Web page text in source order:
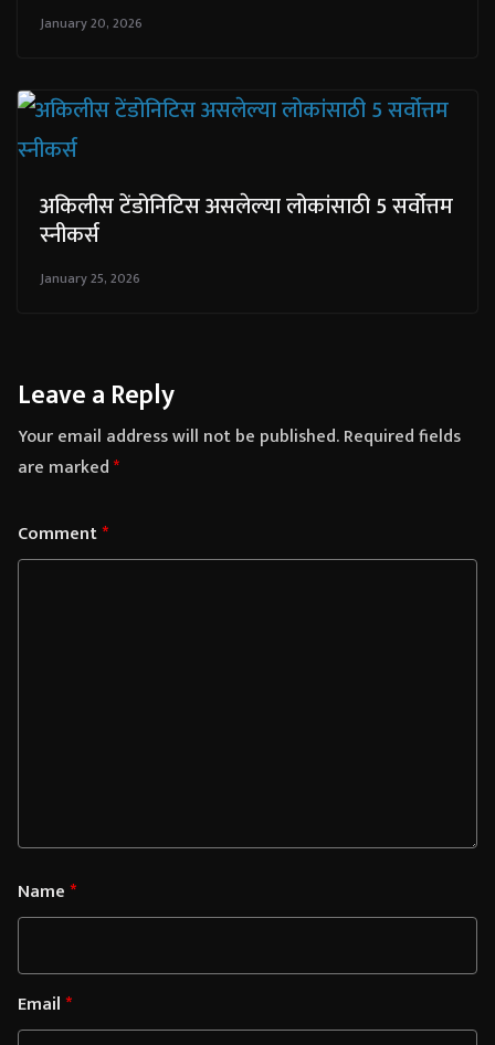
January 20, 2026
अकिलीस टेंडोनिटिस असलेल्या लोकांसाठी 5 सर्वोत्तम
स्नीकर्स
January 25, 2026
Leave a Reply
Your email address will not be published.Required fields
are marked*
Comment*
Name*
Email*